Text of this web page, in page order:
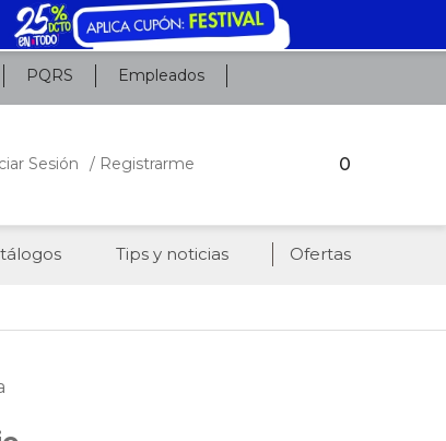
PQRS Empleados
Sesión / Registrarme 0
Tips y noticias Ofertas